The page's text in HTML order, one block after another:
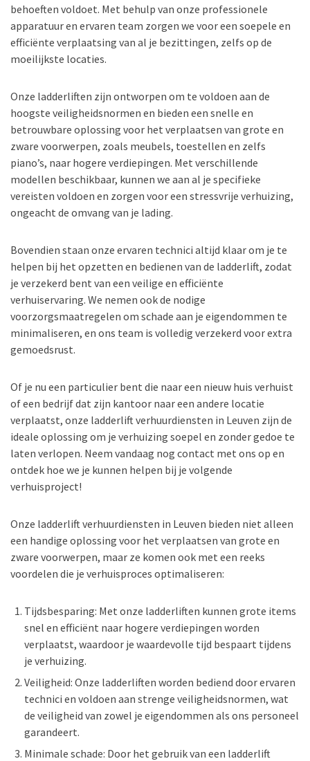
behoeften voldoet. Met behulp van onze professionele
apparatuur en ervaren team zorgen we voor een soepele en
efficiënte verplaatsing van al je bezittingen, zelfs op de
moeilijkste locaties.
Onze ladderliften zijn ontworpen om te voldoen aan de
hoogste veiligheidsnormen en bieden een snelle en
betrouwbare oplossing voor het verplaatsen van grote en
zware voorwerpen, zoals meubels, toestellen en zelfs
piano’s, naar hogere verdiepingen. Met verschillende
modellen beschikbaar, kunnen we aan al je specifieke
vereisten voldoen en zorgen voor een stressvrije verhuizing,
ongeacht de omvang van je lading.
Bovendien staan onze ervaren technici altijd klaar om je te
helpen bij het opzetten en bedienen van de ladderlift, zodat
je verzekerd bent van een veilige en efficiënte
verhuiservaring. We nemen ook de nodige
voorzorgsmaatregelen om schade aan je eigendommen te
minimaliseren, en ons team is volledig verzekerd voor extra
gemoedsrust.
Of je nu een particulier bent die naar een nieuw huis verhuist
of een bedrijf dat zijn kantoor naar een andere locatie
verplaatst, onze ladderlift verhuurdiensten in Leuven zijn de
ideale oplossing om je verhuizing soepel en zonder gedoe te
laten verlopen. Neem vandaag nog contact met ons op en
ontdek hoe we je kunnen helpen bij je volgende
verhuisproject!
Onze ladderlift verhuurdiensten in Leuven bieden niet alleen
een handige oplossing voor het verplaatsen van grote en
zware voorwerpen, maar ze komen ook met een reeks
voordelen die je verhuisproces optimaliseren:
Tijdsbesparing: Met onze ladderliften kunnen grote items
snel en efficiënt naar hogere verdiepingen worden
verplaatst, waardoor je waardevolle tijd bespaart tijdens
je verhuizing.
Veiligheid: Onze ladderliften worden bediend door ervaren
technici en voldoen aan strenge veiligheidsnormen, wat
de veiligheid van zowel je eigendommen als ons personeel
garandeert.
Minimale schade: Door het gebruik van een ladderlift